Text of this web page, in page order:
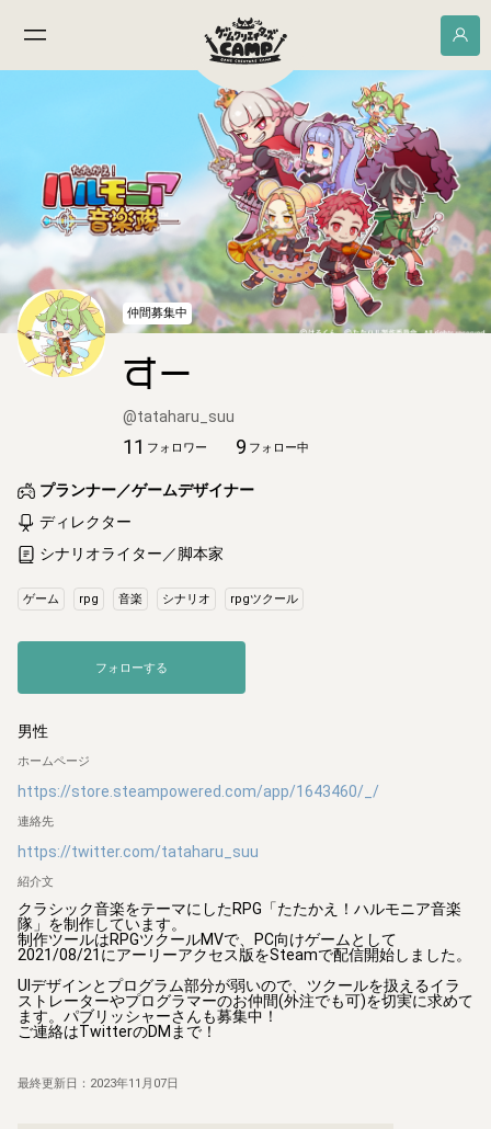
仲間募集中
すー
@tataharu_suu
11 フォロワー 9 フォロー中
プランナー／ゲームデザイナー
ディレクター
シナリオライター／脚本家
ゲーム rpg 音楽 シナリオ rpgツクール
フォローする
男性
ホームページ
https://store.steampowered.com/app/1643460/_/
連絡先
https://twitter.com/tataharu_suu
紹介文
クラシック音楽をテーマにしたRPG「たたかえ！ハルモニア音楽
隊」を制作しています。
制作ツールはRPGツクールMVで、PC向けゲームとして
2021/08/21にアーリーアクセス版をSteamで配信開始しました。
UIデザインとプログラム部分が弱いので、ツクールを扱えるイラ
ストレーターやプログラマーのお仲間(外注でも可)を切実に求めて
ます。パブリッシャーさんも募集中！
ご連絡はTwitterのDMまで！
最終更新日： 2023年11月07日